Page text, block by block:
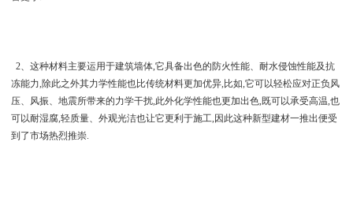
2、这种材料主要运用于建筑墙体,它具备出色的防火性能、耐水侵蚀性能及抗
冻能力,除此之外其力学性能也比传统材料更加优异,比如,它可以轻松应对正负风
压、风振、地震所带来的力学干扰,此外化学性能也更加出色,既可以承受高温,也
可以耐湿腐,轻质量、外观光洁也让它更利于施工,因此这种新型建材一推出便受
到了市场热烈推崇.